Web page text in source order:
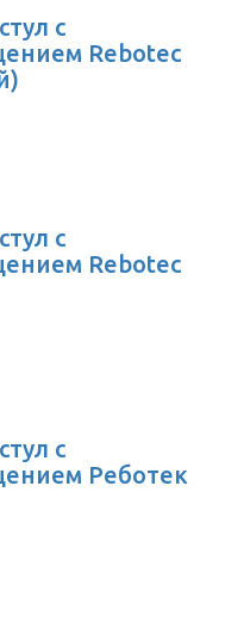
с
Rebotec
с
Rebotec
с
Реботек